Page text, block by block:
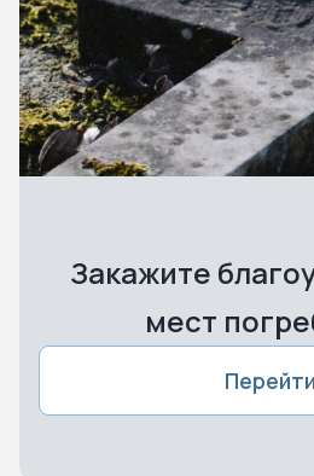
Закажите
мест
Перейти